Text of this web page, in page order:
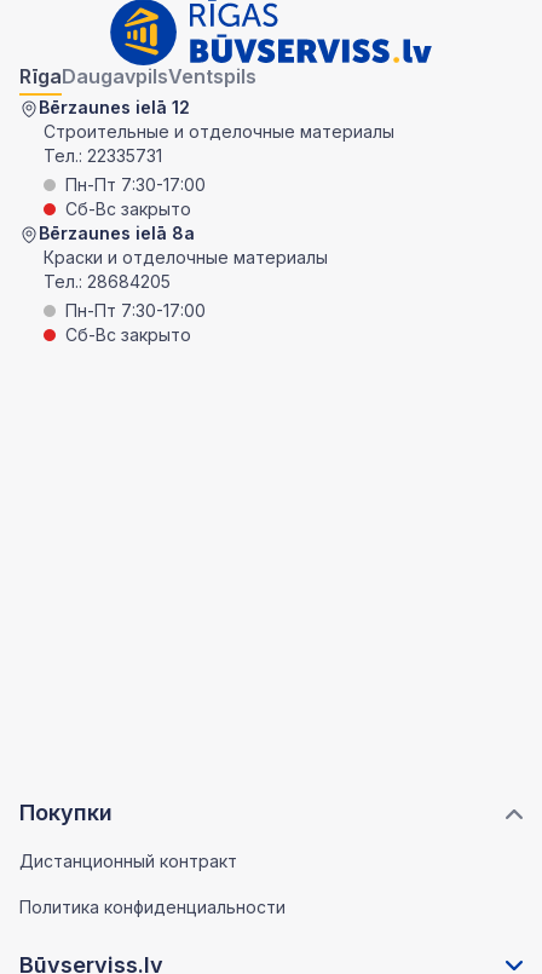
Покупки
Дистанционный контракт
Политика конфиденциальности
Būvserviss.lv
RīgaDaugavpilsVentspils
Bērzaunes ielā 12
Строительные и отделочные материалы
Тел.: 22335731
Пн-Пт 7:30-17:00
Сб-Вс закрыто
Bērzaunes ielā 8a
Краски и отделочные материалы
Тел.: 28684205
Пн-Пт 7:30-17:00
Сб-Вс закрыто